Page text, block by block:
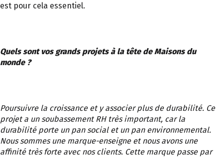
est pour cela essentiel.
Quels sont vos grands projets à la tête de Maisons du
monde ?
Poursuivre la croissance et y associer plus de durabilité. Ce
projet a un soubassement RH très important, car la
durabilité porte un pan social et un pan environnemental.
Nous sommes une marque-enseigne et nous avons une
affinité très forte avec nos clients. Cette marque passe par